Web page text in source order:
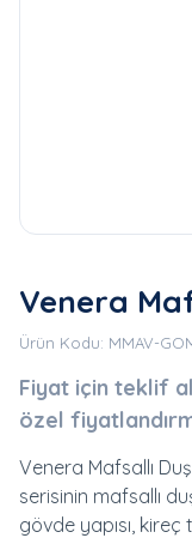
Venera
Ürün Kodu: MMAV-
Fiyat için teklif
özel
Venera Mafsallı
serisinin mafsallı
gövde yapısı,